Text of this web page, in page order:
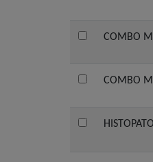
COMBO
COMBO